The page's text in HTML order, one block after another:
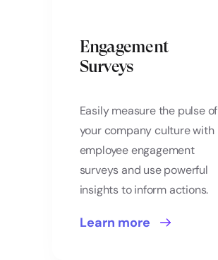
Engagement
Surveys
Easily measure the pulse of
your company culture with
employee engagement
surveys and use powerful
insights to inform actions.
Learn more